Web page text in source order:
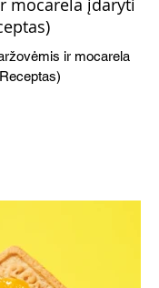
mocarela įdaryti
ir mocarela